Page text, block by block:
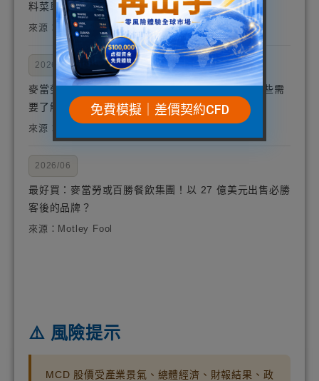
料菜單
來源：TheStreet
2026/06
麥當勞（MCD）的跌幅比更廣泛的市場更顯著：一些需
要了解的事實
來源：Zacks
2026/06
最好買：麥當勞或百勝餐飲集團！以 27 億美元出售必勝
客後的品牌？
來源：Motley Fool
⚠️ 風險提示
MCD 股價受產業景氣、總體經濟、財報結果、政
免費模擬｜差價契約CFD